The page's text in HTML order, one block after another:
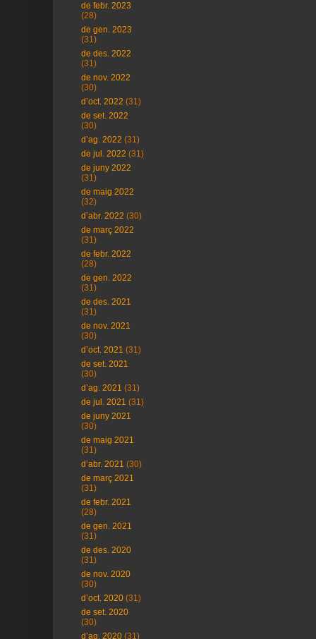
de febr. 2023
(28)
de gen. 2023
(31)
de des. 2022
(31)
de nov. 2022
(30)
d’oct. 2022 (31)
de set. 2022
(30)
d’ag. 2022 (31)
de jul. 2022 (31)
de juny 2022
(31)
de maig 2022
(32)
d’abr. 2022 (30)
de març 2022
(31)
de febr. 2022
(28)
de gen. 2022
(31)
de des. 2021
(31)
de nov. 2021
(30)
d’oct. 2021 (31)
de set. 2021
(30)
d’ag. 2021 (31)
de jul. 2021 (31)
de juny 2021
(30)
de maig 2021
(31)
d’abr. 2021 (30)
de març 2021
(31)
de febr. 2021
(28)
de gen. 2021
(31)
de des. 2020
(31)
de nov. 2020
(30)
d’oct. 2020 (31)
de set. 2020
(30)
d’ag. 2020 (31)